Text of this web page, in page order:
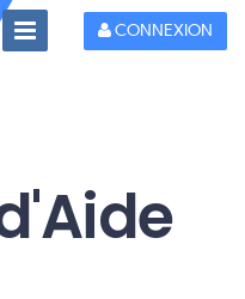
CONNEXION
Toggle
Navigation